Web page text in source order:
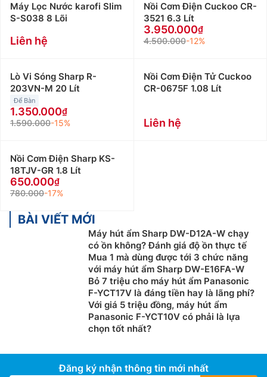
Máy Lọc Nước karofi Slim
S-S038 8 Lõi
Liên hệ
Nồi Cơm Điện Cuckoo CR-
3521 6.3 Lít
3.950.000
4.500.000-12%
Lò Vi Sóng Sharp R-
203VN-M 20 Lít
Để Bàn
1.350.000
1.590.000-15%
Nồi Cơm Điện Tử Cuckoo
CR-0675F 1.08 Lít
Liên hệ
Nồi Cơm Điện Sharp KS-
18TJV-GR 1.8 Lít
650.000
780.000-17%
BÀI VIẾT MỚI
Máy hút ẩm Sharp DW-D12A-W chạy
có ồn không? Đánh giá độ ồn thực tế
Mua 1 mà dùng được tới 3 chức năng
với máy hút ẩm Sharp DW-E16FA-W
Bỏ 7 triệu cho máy hút ẩm Panasonic
F-YCT17V là đáng tiền hay là lãng phí?
Với giá 5 triệu đồng, máy hút ẩm
Panasonic F-YCT10V có phải là lựa
chọn tốt nhất?
Đăng ký nhận thông tin mới nhất